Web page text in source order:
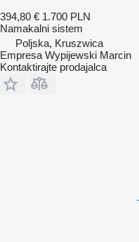
394,80 € 1.700 PLN
Namakalni sistem
Poljska, Kruszwica
Empresa Wypijewski Marcin
Kontaktirajte prodajalca